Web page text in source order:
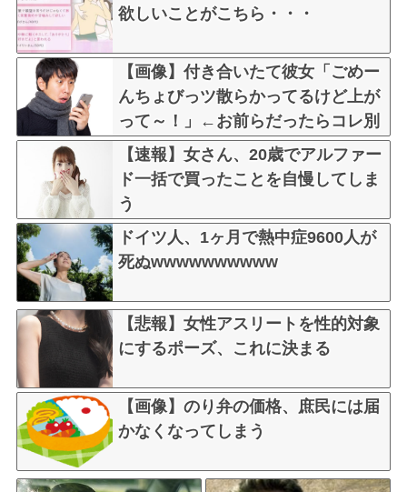
欲しいことがこちら・・・
【画像】付き合いたて彼女「ごめー
んちょびっツ散らかってるけど上が
って～！」←お前らだったらコレ別
れるか？？？？？
【速報】女さん、20歳でアルファー
ド一括で買ったことを自慢してしま
う
ドイツ人、1ヶ月で熱中症9600人が
死ぬwwwwwwwwww
【悲報】女性アスリートを性的対象
にするポーズ、これに決まる
【画像】のり弁の価格、庶民には届
かなくなってしまう